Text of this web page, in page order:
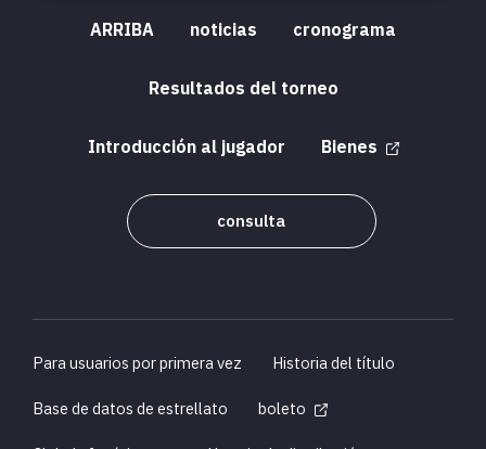
ARRIBA noticias cronograma
Resultados del torneo
Introducción al jugador Bienes
consulta
Para usuarios por primera vez
Historia del título
Base de datos de estrellato
boleto